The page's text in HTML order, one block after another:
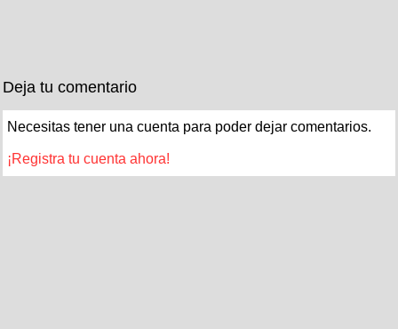
Deja tu comentario
Necesitas tener una cuenta para poder dejar comentarios.
¡Registra tu cuenta ahora!